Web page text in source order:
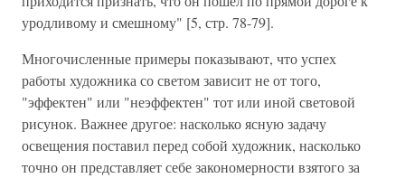
уродливому и смешному" [5, стр. 78-79].
Многочисленные примеры показывают, что успех
работы художника со светом зависит не от того,
"эффектен" или "неэффектен" тот или иной световой
рисунок. Важнее другое: насколько ясную задачу
освещения поставил перед собой художник, насколько
точно он представляет себе закономерности взятого за